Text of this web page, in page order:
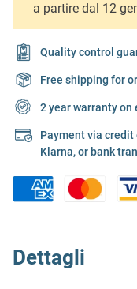
a partire dal 12
Quality control
Free shipping for
2 year warranty on
Payment via
Klarna, or bank
Dettagli